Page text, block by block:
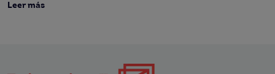
Leer más